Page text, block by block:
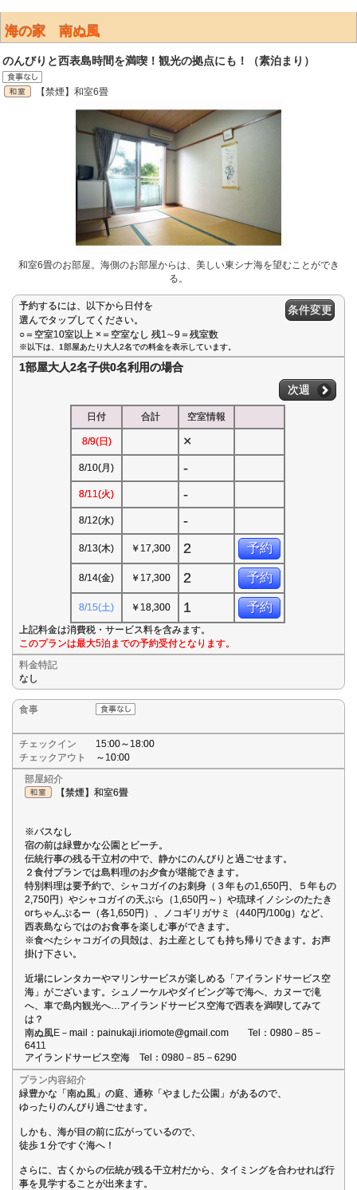
海の家 南ぬ風
のんびりと西表島時間を満喫！観光の拠点にも！（素泊まり）
【禁煙】和室6畳
和室6畳のお部屋。海側のお部屋からは、美しい東シナ海を望むことができ
る。
予約するには、以下から日付を
選んでタップしてください。
○＝空室10室以上 ×＝空室なし 残1∼9＝残室数
条件変更
※以下は、1部屋あたり大人2名での料金を表示しています。
1部屋大人2名子供0名利用の場合
次週
日付 合計 空室情報
8/9(日) ×
8/10(月) -
8/11(火) -
8/12(水) -
8/13(木) ￥17,300 2 予約
8/14(金) ￥17,300 2 予約
8/15(土) ￥18,300 1 予約
上記料金は消費税・サービス料を含みます。
このプランは最大5泊までの予約受付となります。
料金特記
なし
食事
チェックイン
15:00～18:00
チェックアウト
～10:00
部屋紹介
【禁煙】和室6畳
※バスなし
宿の前は緑豊かな公園とビーチ。
伝統行事の残る干立村の中で、静かにのんびりと過ごせます。
２食付プランでは島料理のお夕食が堪能できます。
特別料理は要予約で、シャコガイのお刺身（３年もの1,650円、５年もの
2,750円）やシャコガイの天ぷら（1,650円～）や琉球イノシシのたたき
orちゃんぷるー（各1,650円）、ノコギリガサミ（440円/100g）など、
西表島ならではのお食事を楽しむ事ができます。
※食べたシャコガイの貝殻は、お土産としても持ち帰りできます。お声
掛け下さい。
近場にレンタカーやマリンサービスが楽しめる「アイランドサービス空
海」がございます。シュノーケルやダイビング等で海へ、カヌーで滝
へ、車で島内観光へ…アイランドサービス空海で西表を満喫してみて
は？
南ぬ風E－mail：painukaji.iriomote@gmail.com Tel：0980－85－
6411
アイランドサービス空海 Tel：0980－85－6290
プラン内容紹介
緑豊かな「南ぬ風」の庭、通称「やました公園」があるので、
ゆったりのんびり過ごせます。
しかも、海が目の前に広がっているので、
徒歩１分ですぐ海へ！
さらに、古くからの伝統が残る干立村だから、タイミングを合わせれば行
事を見学することが出来ます。